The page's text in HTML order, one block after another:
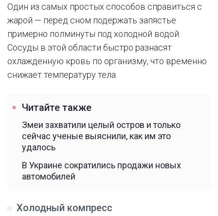
Один из самых простых способов справиться с
жарой — перед сном подержать запястье
примерно полминуты под холодной водой.
Сосуды в этой области быстро разнасят
охлажденную кровь по организму, что временно
снижает температуру тела.
Читайте также
Змеи захватили целый остров и только
сейчас ученые выяснили, как им это
удалось
В Украине сократились продажи новых
автомобилей
Холодный компресс